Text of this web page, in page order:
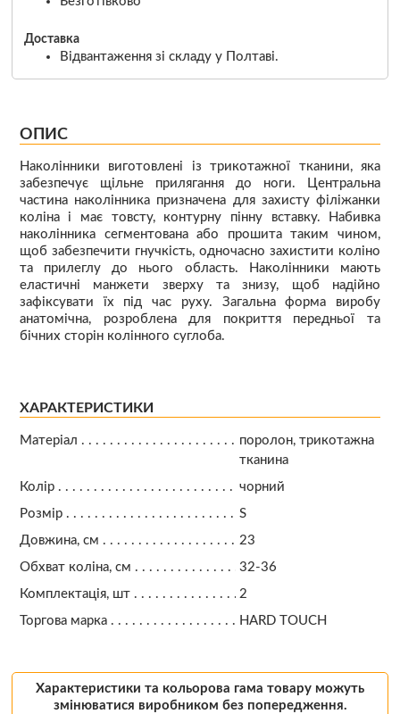
Доставка
Відвантаження зі складу у Полтаві.
ОПИС
Наколінники виготовлені із трикотажної тканини, яка
забезпечує щільне прилягання до ноги. Центральна
частина наколінника призначена для захисту філіжанки
коліна і має товсту, контурну пінну вставку. Набивка
наколінника сегментована або прошита таким чином,
щоб забезпечити гнучкість, одночасно захистити коліно
та прилеглу до нього область. Наколінники мають
еластичні манжети зверху та знизу, щоб надійно
зафіксувати їх під час руху. Загальна форма виробу
анатомічна, розроблена для покриття передньої та
бічних сторін колінного суглоба.
ХАРАКТЕРИСТИКИ
Матеріал
поролон, трикотажна
тканина
Колір
чорний
Розмір
S
Довжина, см
23
Обхват коліна, см
32-36
Комплектація, шт
2
Торгова марка
HARD TOUCH
Характеристики та кольорова гама товару можуть
змінюватися виробником без попередження.